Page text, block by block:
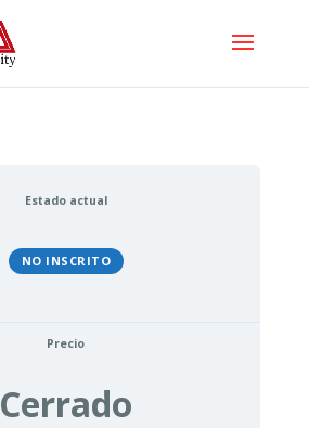
Estado actual
NO INSCRITO
Precio
Cerrado